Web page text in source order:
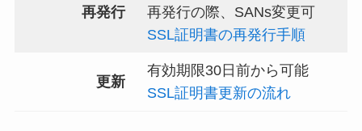
再発行
再発行の際、SANs変更可
SSL証明書の再発行手順
更新
有効期限30日前から可能
SSL証明書更新の流れ